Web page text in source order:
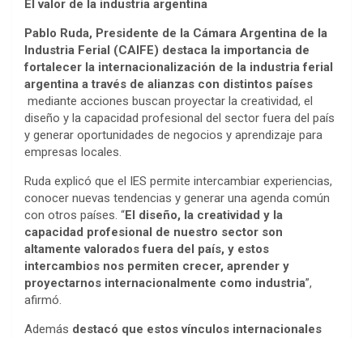
El valor de la industria argentina
Pablo Ruda, Presidente de la Cámara Argentina de la
Industria Ferial (CAIFE) destaca la importancia de
fortalecer la internacionalización de la industria ferial
argentina a través de alianzas con distintos países
mediante acciones buscan proyectar la creatividad, el
diseño y la capacidad profesional del sector fuera del país
y generar oportunidades de negocios y aprendizaje para
empresas locales.
Ruda explicó que el IES permite intercambiar experiencias,
conocer nuevas tendencias y generar una agenda común
con otros países. “El diseño, la creatividad y la
capacidad profesional de nuestro sector son
altamente valorados fuera del país, y estos
intercambios nos permiten crecer, aprender y
proyectarnos internacionalmente como industria”,
afirmó.
Además destacó que estos vínculos internacionales